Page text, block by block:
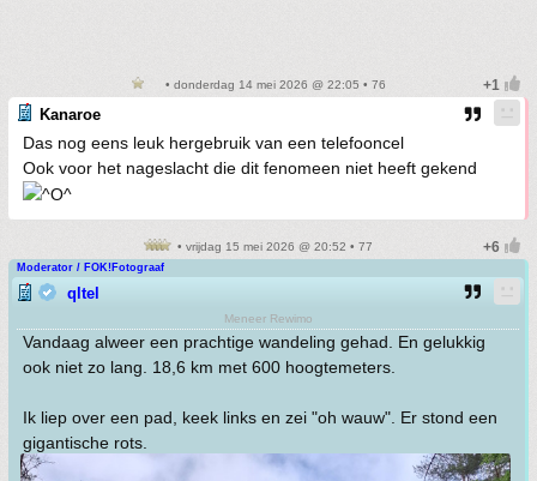
• donderdag 14 mei 2026 @ 22:05 • 76
Kanaroe
Das nog eens leuk hergebruik van een telefooncel
Ook voor het nageslacht die dit fenomeen niet heeft gekend
• vrijdag 15 mei 2026 @ 20:52 • 77
Moderator / FOK!Fotograaf
qltel
Meneer Rewimo
Vandaag alweer een prachtige wandeling gehad. En gelukkig
ook niet zo lang. 18,6 km met 600 hoogtemeters.
Ik liep over een pad, keek links en zei "oh wauw". Er stond een
gigantische rots.